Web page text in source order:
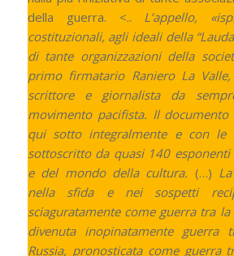
della guerra. <.. L’appello,
costituzionali, agli ideali della
di tante organizzazioni della
primo firmatario Raniero La
scrittore e giornalista da
movimento pacifista. Il
qui sotto integralmente e con
sottoscritto da quasi 140 esponenti
e del mondo della cultura. (…)
nella sfida e nei sospetti
sciaguratamente come guerra tra la
divenuta inopinatamente
Russia, pronosticata come guerra